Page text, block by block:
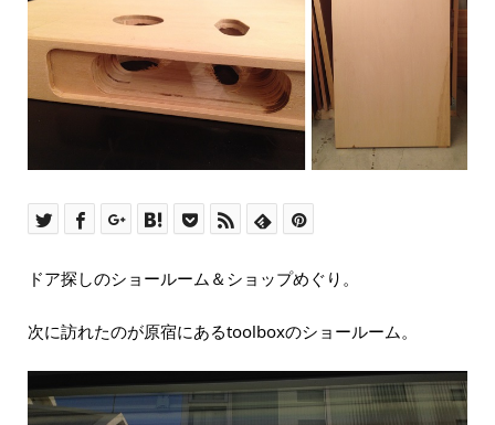
ドア探しのショールーム＆ショップめぐり。
次に訪れたのが原宿にあるtoolboxのショールーム。